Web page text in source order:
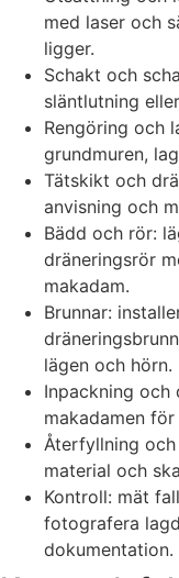
med laser och
ligger.
Schakt och
släntlutning
Rengöring och
grundmuren,
Tätskikt och
anvisning och
Bädd och rör:
dräneringsrör
makadam.
Brunnar:
lägen och hörn.
Inpackning
makadamen
Återfyllning
material och
Kontroll: mät
fotografera
dokumentation.